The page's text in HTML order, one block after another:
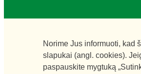
Norime Jus informuoti, kad
slapukai (angl. cookies).
paspauskite mygtuką